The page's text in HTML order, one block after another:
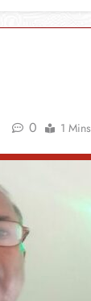
0 1 Mins